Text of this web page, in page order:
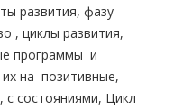
развития, фазу
, циклы развития,
программы и
на позитивные,
с состояниями, Цикл